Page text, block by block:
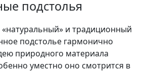
подстолья
и традиционный
подстолье гармонично
природного материала
уместно оно смотрится в